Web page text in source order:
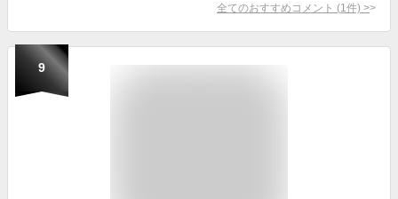
全てのおすすめコメント (1 件) >
9